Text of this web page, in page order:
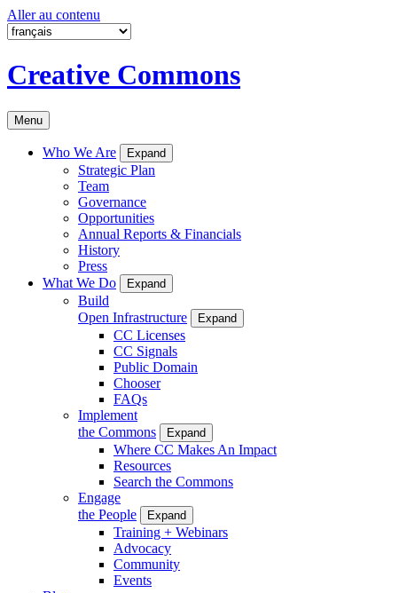
Aller au contenu
Creative Commons
Menu
Who We Are Expand
Strategic Plan
Team
Governance
Opportunities
Annual Reports & Financials
History
Press
What We Do
Expand
Build
Open Infrastructure
Expand
CC Licenses
CC Signals
Public Domain
Chooser
FAQs
Implement
the Commons
Expand
Where CC Makes An Impact
Resources
Search the Commons
Engage
the People
Expand
Training + Webinars
Advocacy
Community
Events